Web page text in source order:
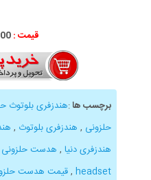
قیمت :
برچسب ها:هندزفری بلوتوث
حلزونی , هندزفری بلوتوث ,
هندزفری دنیا , هدست حلزونی
headset
,قیمت هدست